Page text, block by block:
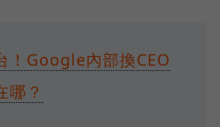
！Google內部換CEO
哪？